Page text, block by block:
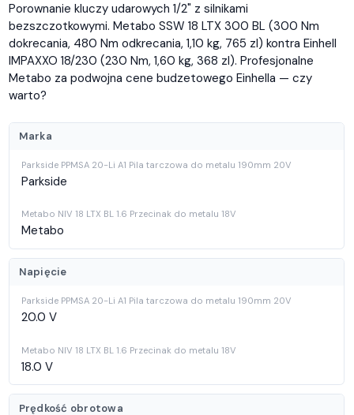
Porownanie kluczy udarowych 1/2" z silnikami
bezszczotkowymi. Metabo SSW 18 LTX 300 BL (300 Nm
dokrecania, 480 Nm odkrecania, 1,10 kg, 765 zl) kontra Einhell
IMPAXXO 18/230 (230 Nm, 1,60 kg, 368 zl). Profesjonalne
Metabo za podwojna cene budzetowego Einhella — czy
warto?
Marka
Parkside
Metabo
Napięcie
20.0 V
18.0 V
Prędkość obrotowa